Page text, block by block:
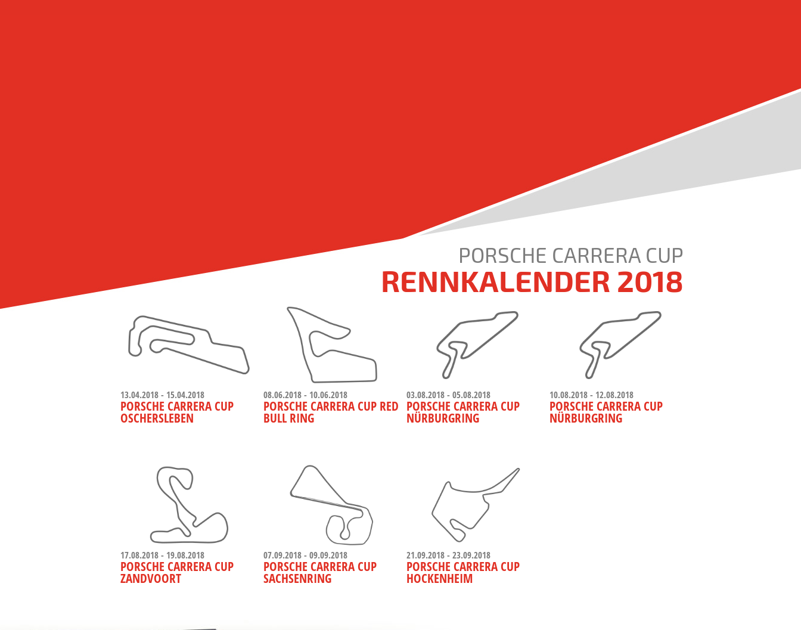
PORSCHE CARRERA CUP
RENNKALENDER 2018
13.04.2018 - 15.04.2018
PORSCHE CARRERA CUP
OSCHERSLEBEN
08.06.2018 - 10.06.2018
PORSCHE CARRERA CUP RED
BULL RING
03.08.2018 - 05.08.2018
PORSCHE CARRERA CUP
NÜRBURGRING
10.08.2018 - 12.08.2018
PORSCHE CARRERA CUP
NÜRBURGRING
17.08.2018 - 19.08.2018
PORSCHE CARRERA CUP
ZANDVOORT
07.09.2018 - 09.09.2018
PORSCHE CARRERA CUP
SACHSENRING
21.09.2018 - 23.09.2018
PORSCHE CARRERA CUP
HOCKENHEIM